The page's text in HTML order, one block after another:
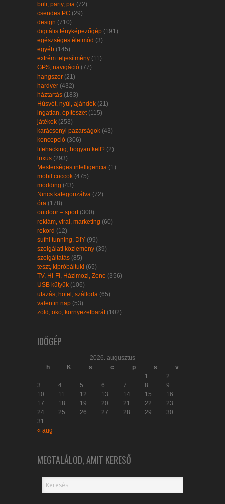
buli, party, pia (72)
csendes PC (29)
design (710)
digitális fényképezőgép (191)
egészséges életmód (3)
egyéb (145)
extrém teljesítmény (11)
GPS, navigáció (77)
hangszer (21)
hardver (432)
háztartás (183)
Húsvét, nyúl, ajándék (21)
ingatlan, építészet(115)
játékok (253)
karácsonyi pazarságok (43)
koncepció (306)
lifehacking, hogyan kell? (2)
luxus (293)
Mesterséges intelligencia (1)
mobil cuccok (475)
modding (43)
Nincs kategorizálva (72)
óra (178)
outdoor – sport(300)
reklám, viral, marketing (60)
rekord (12)
sufni tunning, DIY (99)
szolgálati közlemény (39)
szolgáltatás (85)
teszt, kipróbáltuk! (65)
TV, Hi-Fi, Házimozi, Zene (356)
USB kütyük (106)
utazás, hotel, szálloda (65)
valentin nap (53)
zöld, öko, környezetbarát(102)
IDŐGÉP
2026. augusztus
h
K s c p s
v
1
2
3
4 5 6 7 8
9
10
11 12 13 14 15
16
17
18 19 20 21 22
23
24
25 26 27 28 29
30
31
« aug
MEGTALÁLOD, AMIT KERESŐ